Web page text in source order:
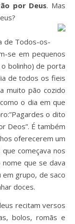
por Deus. Mas
de Todos-os-
se em pequenos
bolinho) de porta
de todos os fieis
muito pão cozido
o dia em que
o dito
Deos”. É também
oferecerem um
que começava nos
que se dava
em grupo, de saco
doces.
recitam versos
bolos, romãs e